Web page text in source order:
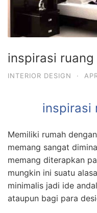
inspirasi
INTERIOR DESIGN ·
inspirasi
Memiliki rumah
memang sangat
memang diterapkan
mungkin ini suatu
minimalis jadi ide
ataupun bagi para